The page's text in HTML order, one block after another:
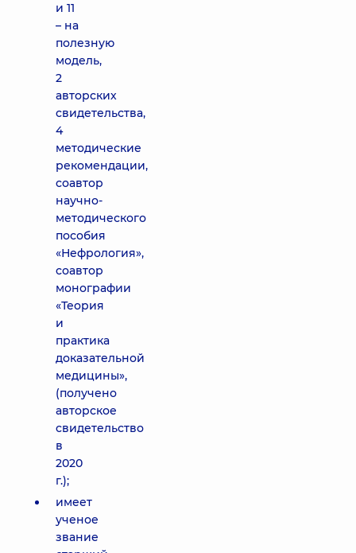
и 11
– на
полезную
модель,
2
авторских
свидетельства,
4
методические
рекомендации,
соавтор
научно-
методического
пособия
«Нефрология»,
соавтор
монографии
«Теория
и
практика
доказательной
медицины»,
(получено
авторское
свидетельство
в
2020
г.);
имеет
ученое
звание